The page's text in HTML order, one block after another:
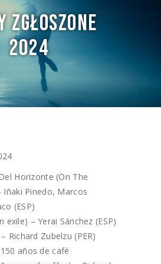
ZGŁOSZONE
2024
NAN
Horizonte (On The
Iñaki Pinedo, Marcos
(ESP)
exile) – Yerai Sánchez (ESP)
Richard Zubelzu (PER)
años de café